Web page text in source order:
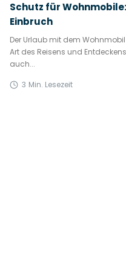
Schutz für
Einbruch
Der Urlaub mit dem
Art des Reisens und
auch...
3 Min. Lesezeit